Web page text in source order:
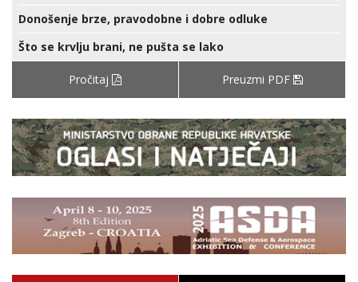
Donošenje brze, pravodobne i dobre odluke
Što se krvlju brani, ne pušta se lako
Pročitaj Preuzmi PDF